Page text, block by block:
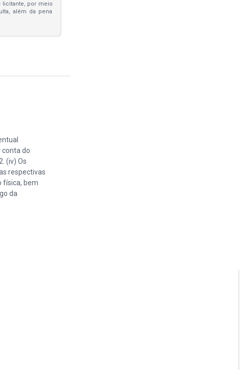
licitante, por meio
além da pena
conta do
(iv) Os
respectivas
física, bem
da